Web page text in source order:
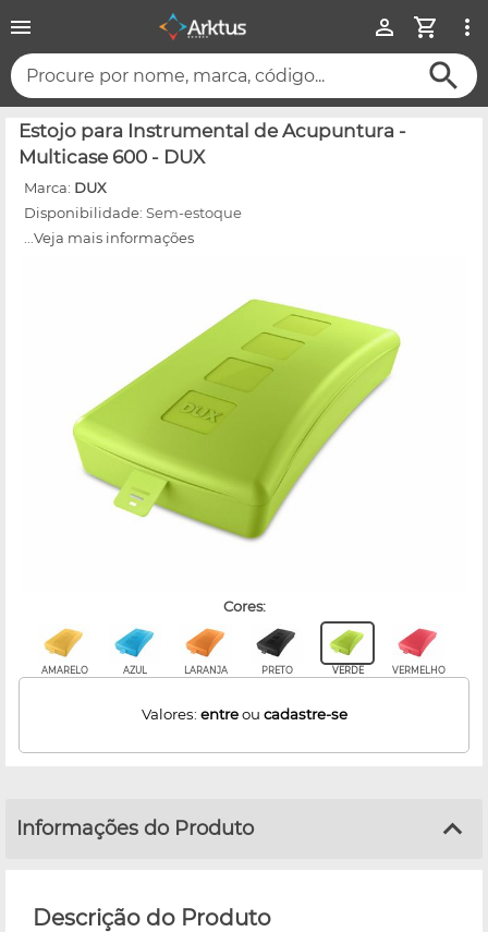
Procure por nome, marca, código...
Estojo para Instrumental de Acupuntura -
Multicase 600 - DUX
Marca: DUX
Disponibilidade: Sem-estoque
...Veja mais informações
cores:
AMARELO AZUL LARANJA PRETO VERDE VERMELHO
Valores: entreou cadastre-se
Informações do Produto
Descrição do Produto